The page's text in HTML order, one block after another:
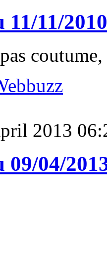
11/11/2010
2013
09/04/